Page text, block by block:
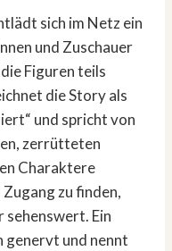
sich im Netz ein
und Zuschauer
Figuren teils
die Story als
und spricht von
zerrütteten
Charaktere
zu finden,
Ein
und nennt